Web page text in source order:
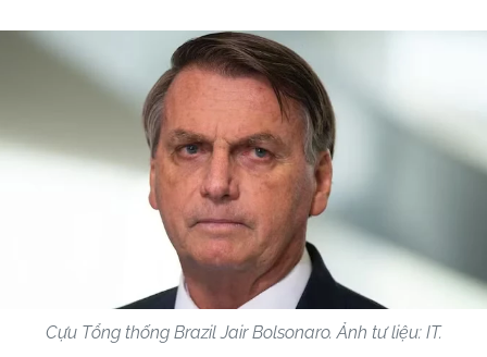
Cựu Tổng thống Brazil Jair Bolsonaro. Ảnh tư liệu: IT.